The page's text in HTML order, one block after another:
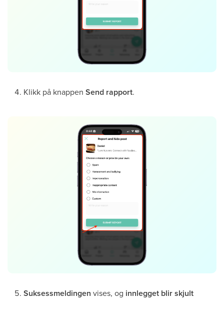
Klikk på knappen Send rapport.
Suksessmeldingen vises, og innlegget blir skjult